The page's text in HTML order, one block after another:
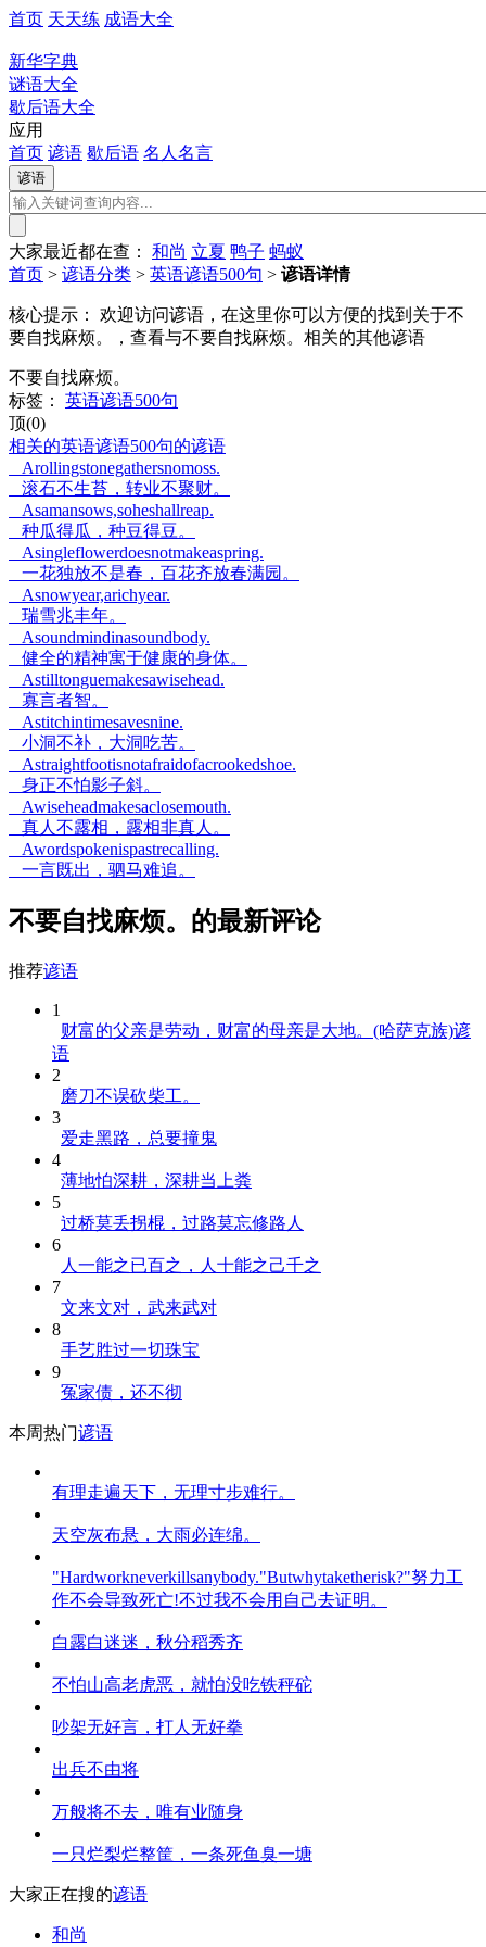
首页 天天练 成语大全
新华字典
谜语大全
歇后语大全
应用
首页 谚语 歇后语 名人名言
大家最近都在查： 和尚 立夏 鸭子 蚂蚁
首页 > 谚语分类 > 英语谚语500句 > 谚语详情
核心提示：
欢迎访问谚语，在这里你可以方便的找到关于不
要自找麻烦。，查看与不要自找麻烦。相关的其他谚语
不要自找麻烦。
标签：
英语谚语500句
顶(0)
相关的英语谚语500句的谚语
Arollingstonegathersnomoss.
滚石不生苔，转业不聚财。
Asamansows,soheshallreap.
种瓜得瓜，种豆得豆。
Asingleflowerdoesnotmakeaspring.
一花独放不是春，百花齐放春满园。
Asnowyear,arichyear.
瑞雪兆丰年。
Asoundmindinasoundbody.
健全的精神寓于健康的身体。
Astilltonguemakesawisehead.
寡言者智。
Astitchintimesavesnine.
小洞不补，大洞吃苦。
Astraightfootisnotafraidofacrookedshoe.
身正不怕影子斜。
Awiseheadmakesaclosemouth.
真人不露相，露相非真人。
Awordspokenispastrecalling.
一言既出，驷马难追。
不要自找麻烦。的最新评论
推荐谚语
1
财富的父亲是劳动，财富的母亲是大地。(哈萨克族)谚
语
2
磨刀不误砍柴工。
3
爱走黑路，总要撞鬼
4
薄地怕深耕，深耕当上粪
5
过桥莫丢拐棍，过路莫忘修路人
6
人一能之已百之，人十能之己千之
7
文来文对，武来武对
8
手艺胜过一切珠宝
9
冤家债，还不彻
本周热门谚语
有理走遍天下，无理寸步难行。
天空灰布悬，大雨必连绵。
"Hardworkneverkillsanybody."Butwhytaketherisk?"努力工
作不会导致死亡!不过我不会用自己去证明。
白露白迷迷，秋分稻秀齐
不怕山高老虎恶，就怕没吃铁秤砣
吵架无好言，打人无好拳
出兵不由将
万般将不去，唯有业随身
一只烂梨烂整筐，一条死鱼臭一塘
大家正在搜的谚语
和尚